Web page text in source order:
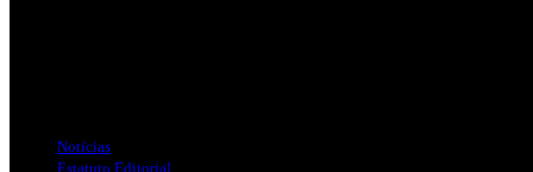
Notícias
Estatuto Editorial